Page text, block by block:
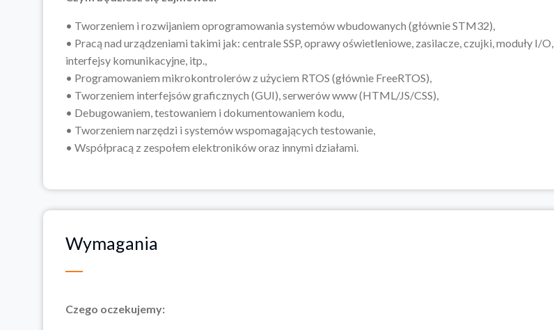
• Tworzeniem i rozwijaniem oprogramowania systemów wbudowanych (głównie STM32),
• Pracą nad urządzeniami takimi jak: centrale SSP, oprawy oświetleniowe, zasilacze, czujki, moduły I/O,
interfejsy komunikacyjne, itp.,
• Programowaniem mikrokontrolerów z użyciem RTOS (głównie FreeRTOS),
• Tworzeniem interfejsów graficznych (GUI), serwerów www (HTML/JS/CSS),
• Debugowaniem, testowaniem i dokumentowaniem kodu,
• Tworzeniem narzędzi i systemów wspomagających testowanie,
• Współpracą z zespołem elektroników oraz innymi działami.
Wymagania
Czego oczekujemy: